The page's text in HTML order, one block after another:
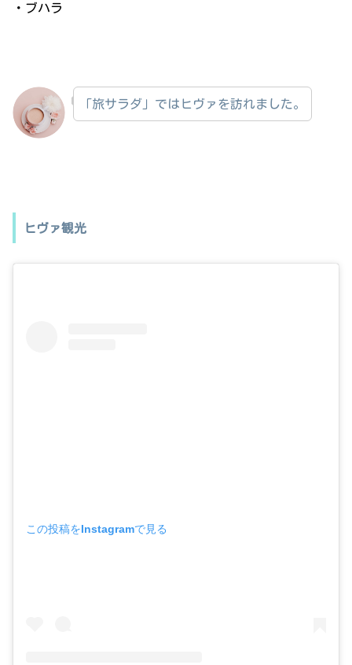
・ブハラ
「旅サラダ」ではヒヴァを訪れました。
ヒヴァ観光
この投稿をInstagramで見る